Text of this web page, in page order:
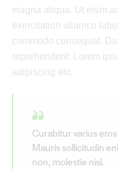
magna aliqua. Ut enim
exercitation ullamco
commodo consequat.
reprehenderit. Lorem
adipiscing elit.
Curabitur varius
Mauris sollicitudin
non, molestie nisl.